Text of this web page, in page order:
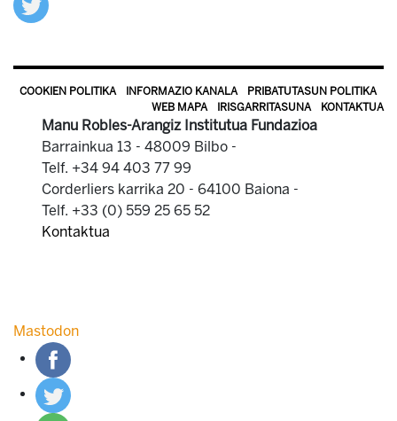
COOKIEN POLITIKA INFORMAZIO KANALA
PRIBATUTASUN POLITIKA
WEB MAPA
IRISGARRITASUNA KONTAKTUA
Manu Robles-Arangiz Institutua Fundazioa
Barrainkua 13 - 48009 Bilbo -
Telf. +34 94 403 77 99
Corderliers karrika 20 - 64100 Baiona -
Telf. +33 (0) 559 25 65 52
Kontaktua
Mastodon